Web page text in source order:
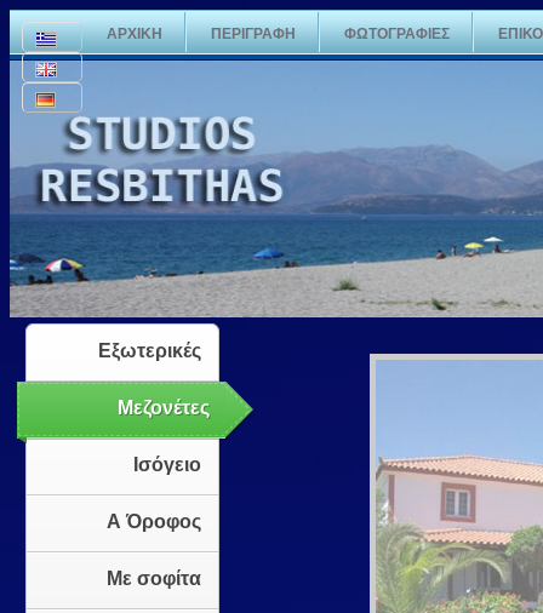
ΑΡΧΙΚΗ ΠΕΡΙΓΡΑΦΗ ΦΩΤΟΓΡΑΦΙΕΣ
Εξωτερικές
Μεζονέτες
Ισόγειο
Α Όροφος
Με σοφίτα